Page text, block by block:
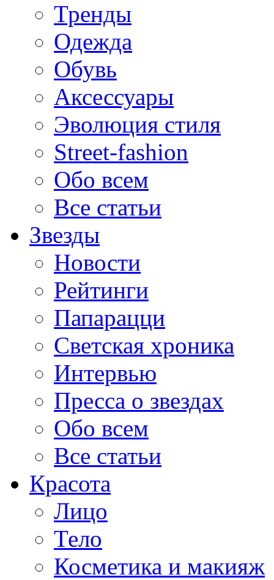
Тренды
Одежда
Обувь
Аксессуары
Эволюция стиля
Street-fashion
Обо всем
Все статьи
Звезды
Новости
Рейтинги
Папарацци
Светская хроника
Интервью
Пресса о звездах
Обо всем
Все статьи
Красота
Лицо
Тело
Косметика и макияж